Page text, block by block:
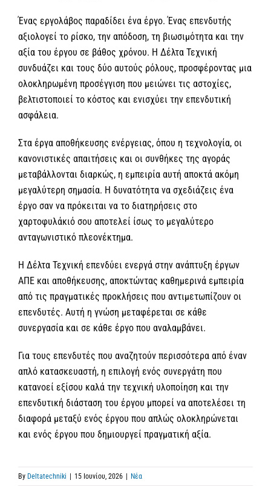
Ένας εργολάβος παραδίδει ένα έργο. Ένας επενδυτής
αξιολογεί το ρίσκο, την απόδοση, τη βιωσιμότητα και την
αξία του έργου σε βάθος χρόνου. Η Δέλτα Τεχνική
συνδυάζει και τους δύο αυτούς ρόλους, προσφέροντας μια
ολοκληρωμένη προσέγγιση που μειώνει τις αστοχίες,
βελτιστοποιεί το κόστος και ενισχύει την επενδυτική
ασφάλεια.
Στα έργα αποθήκευσης ενέργειας, όπου η τεχνολογία, οι
κανονιστικές απαιτήσεις και οι συνθήκες της αγοράς
μεταβάλλονται διαρκώς, η εμπειρία αυτή αποκτά ακόμη
μεγαλύτερη σημασία. Η δυνατότητα να σχεδιάζεις ένα
έργο σαν να πρόκειται να το διατηρήσεις στο
χαρτοφυλάκιό σου αποτελεί ίσως το μεγαλύτερο
ανταγωνιστικό πλεονέκτημα.
Η Δέλτα Τεχνική επενδύει ενεργά στην ανάπτυξη έργων
ΑΠΕ και αποθήκευσης, αποκτώντας καθημερινά εμπειρία
από τις πραγματικές προκλήσεις που αντιμετωπίζουν οι
επενδυτές. Αυτή η γνώση μεταφέρεται σε κάθε
συνεργασία και σε κάθε έργο που αναλαμβάνει.
Για τους επενδυτές που αναζητούν περισσότερα από έναν
απλό κατασκευαστή, η επιλογή ενός συνεργάτη που
κατανοεί εξίσου καλά την τεχνική υλοποίηση και την
επενδυτική διάσταση του έργου μπορεί να αποτελέσει τη
διαφορά μεταξύ ενός έργου που απλώς ολοκληρώνεται
και ενός έργου που δημιουργεί πραγματική αξία.
By Deltatechniki 15 Ιουνίου, 2026 Νέα